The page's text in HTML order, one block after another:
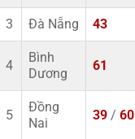
3 Đà Nẵng 43
4
Bình
Dương
61
5
Đồng
Nai
39 / 60